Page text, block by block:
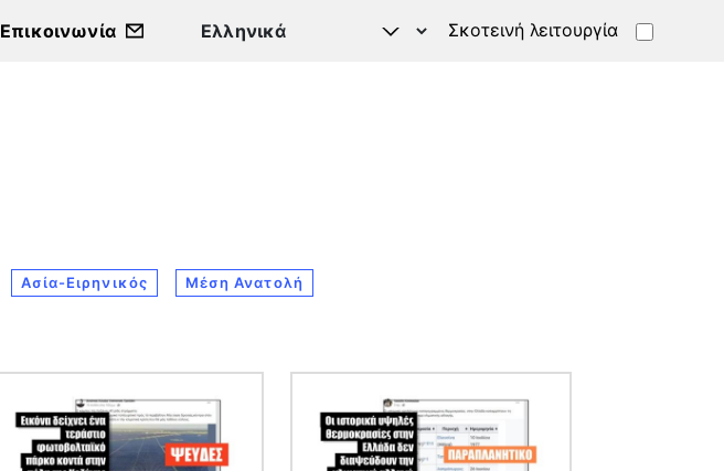
Επικοινωνία Σκοτεινή λειτουργία
Ασία-Ειρηνικός Μέση Ανατολή